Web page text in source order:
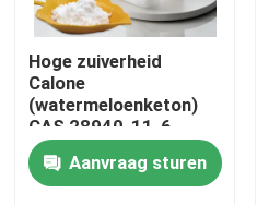
Hoge zuiverheid
Calone
(watermeloenketon)
CAS 28940-11-6
Marine Geur Ingrediënt
Synthetische
aquatische nota voor
Aanvraag sturen